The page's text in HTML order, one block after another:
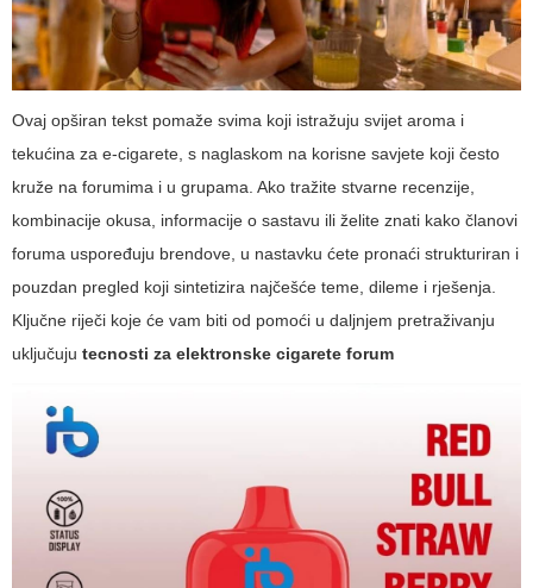
Ovaj opširan tekst pomaže svima koji istražuju svijet aroma i
tekućina za e-cigarete, s naglaskom na korisne savjete koji često
kruže na forumima i u grupama. Ako tražite stvarne recenzije,
kombinacije okusa, informacije o sastavu ili želite znati kako članovi
foruma uspoređuju brendove, u nastavku ćete pronaći strukturiran i
pouzdan pregled koji sintetizira najčešće teme, dileme i rješenja.
Ključne riječi koje će vam biti od pomoći u daljnjem pretraživanju
uključuju tecnosti za elektronske cigarete forum